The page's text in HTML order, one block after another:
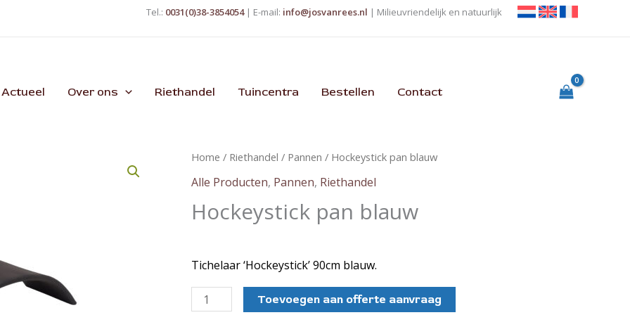
Tel.: 0031(0)38-3854054| E-mail: info@josvanrees.nl | Milieuvriendelijk en natuurlijk
Actueel Over ons Riethandel Tuincentra Bestellen Contact
Home / Riethandel / Pannen / Hockeystick pan blauw
Alle Producten, Pannen, Riethandel
Hockeystick pan blauw
Tichelaar ‘Hockeystick’ 90cm blauw.
Hockeystick
Toevoegen aan offerte aanvraag